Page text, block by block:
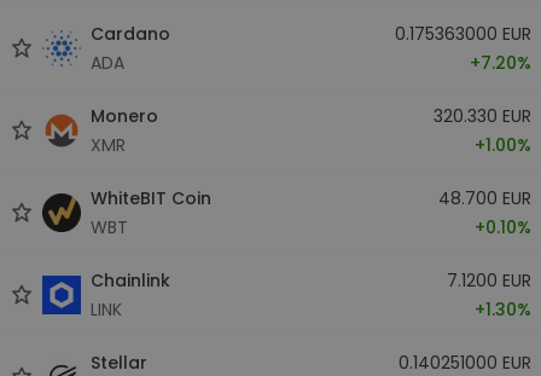
Cardano
ADA
0.175363000 EUR
+7.20%
Monero
XMR
320.330 EUR
+1.00%
WhiteBIT Coin
WBT
48.700 EUR
+0.10%
Chainlink
LINK
7.1200 EUR
+1.30%
Stellar
0.140251000 EUR